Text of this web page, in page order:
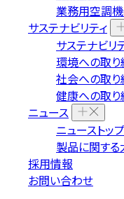
業務用空調
サステナビリティ
サステナビリ
環境への取り
社会への取り
健康への取り
ニュース
ニューストップ
製品に関す
採用情報
お問い合わせ